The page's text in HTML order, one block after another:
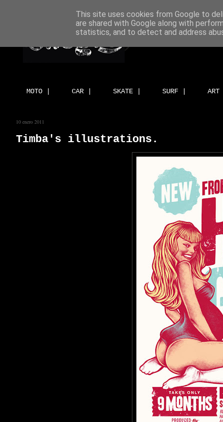
MOTO | CAR | SKATE | SURF |
10 enero 2011
Timba's illustrations.
This site uses cookies from Google to
are shared with Google along with
statistics, and to detect and address